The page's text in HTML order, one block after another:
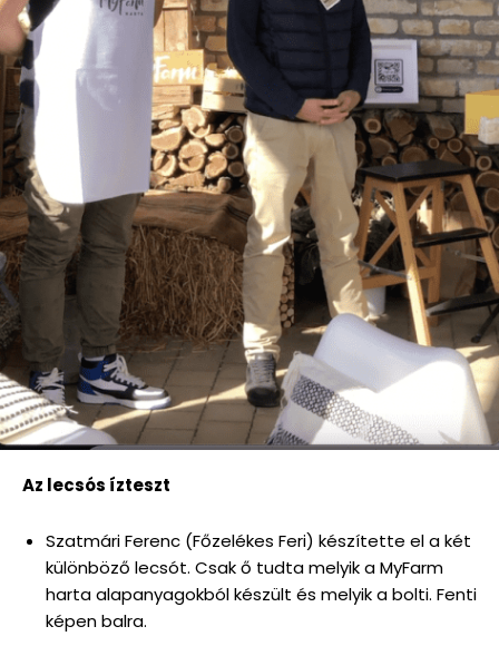
Az lecsós ízteszt
Szatmári Ferenc (Főzelékes Feri) készítette el a két
különböző lecsót. Csak ő tudta melyik a MyFarm
harta alapanyagokból készült és melyik a bolti. Fenti
képen balra.